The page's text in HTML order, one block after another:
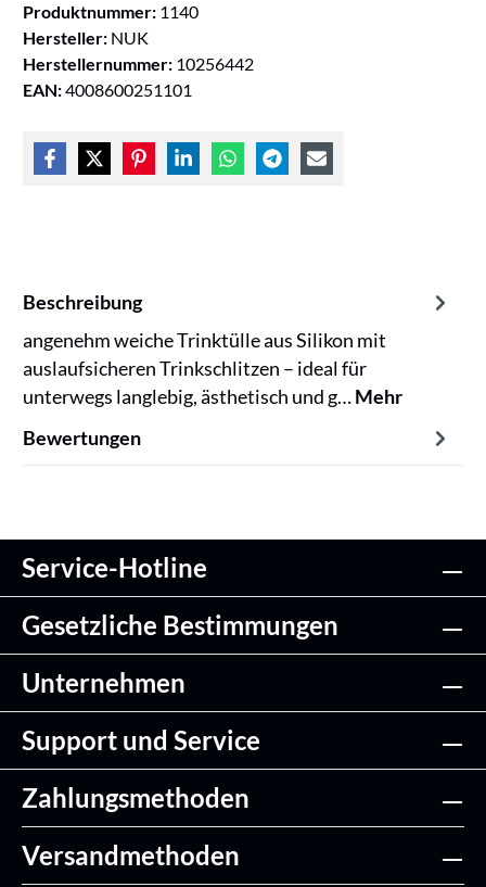
Produktnummer: 1140
Hersteller: NUK
Herstellernummer: 10256442
EAN:4008600251101
Beschreibung
angenehm weiche Trinktülle aus Silikon mit
auslaufsicheren Trinkschlitzen – ideal für
unterwegs langlebig, ästhetisch und g…Mehr
Bewertungen
Service-Hotline
Gesetzliche Bestimmungen
Unternehmen
Support und Service
Zahlungsmethoden
Versandmethoden